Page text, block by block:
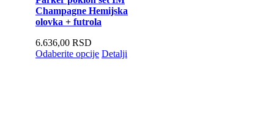
Champagne Hemijska
olovka + futrola
6.636,00 RSD
Odaberite opcije Detalji